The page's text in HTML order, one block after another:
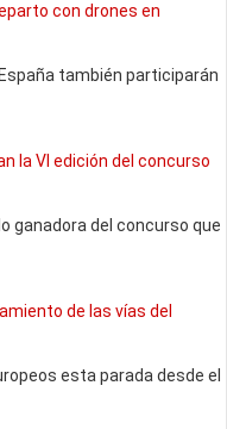
con drones en
también participarán
la VI edición del concurso
ganadora del concurso que
de las vías del
esta parada desde el